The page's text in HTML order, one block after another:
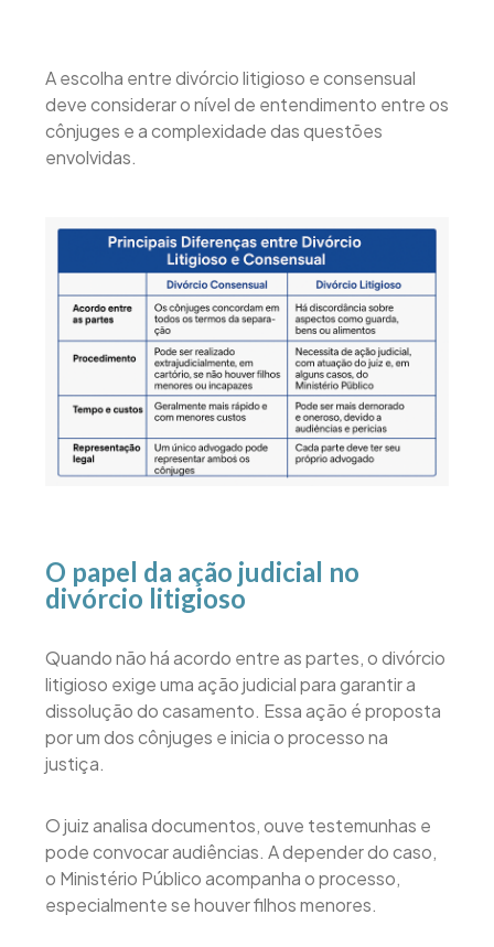
A escolha entre divórcio litigioso e consensual
deve considerar o nível de entendimento entre os
cônjuges e a complexidade das questões
envolvidas.
O papel da ação judicial no
divórcio litigioso
Quando não há acordo entre as partes, o divórcio
litigioso exige uma ação judicial para garantir a
dissolução do casamento. Essa ação é proposta
por um dos cônjuges e inicia o processo na
justiça.
O juiz analisa documentos, ouve testemunhas e
pode convocar audiências. A depender do caso,
o Ministério Público acompanha o processo,
especialmente se houver filhos menores.